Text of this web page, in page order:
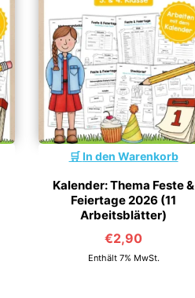
In den Warenkorb
Kalender: Thema Feste &
Feiertage 2026 (11
Arbeitsblätter)
€2,90
Enthält 7% MwSt.